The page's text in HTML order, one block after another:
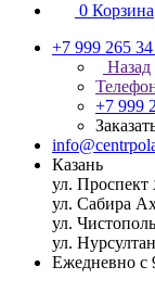
0 Корзина
+7 999 265
Назад
+7 999
Казань
ул.
ул. Сабира
ул.
ул.
Ежедневно с